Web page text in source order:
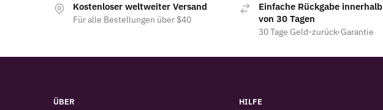
Kostenloser weltweiter Versand
Für alle Bestellungen über $40
Einfache Rückgabe innerhalb
von 30 Tagen
30 Tage Geld-zurück-Garantie
ÜBER HILFE